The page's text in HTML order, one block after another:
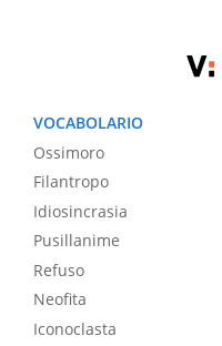
VOCABOLARIO
Ossimoro
Filantropo
Idiosincrasia
Pusillanime
Refuso
Neofita
Iconoclasta